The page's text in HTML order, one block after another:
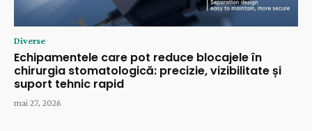
Diverse
Echipamentele care pot reduce blocajele în
chirurgia stomatologică: precizie, vizibilitate și
suport tehnic rapid
mai 27, 2026